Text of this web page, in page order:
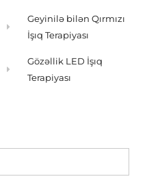
Geyinilə bilən Qırmızı
İşıq Terapiyası
Gözəllik LED İşıq
Terapiyası